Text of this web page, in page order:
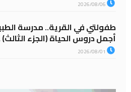
طفولتي في القرية.. مدرسة
أجمل دروس الحياة (الجزء